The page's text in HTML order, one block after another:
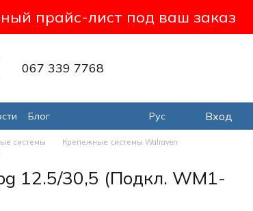
прайс-лист под ваш заказ
067 339 7768
Блог
Рус Вход
системы
Крепежные системы Walraven
12.5/30,5 (Подкл. WM1-